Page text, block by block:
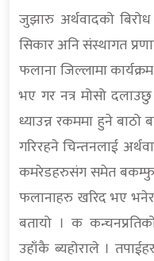
जुझारु अर्थवादको
सिकार अनि संस्थागत
फलाना जिल्लामा
भए गर नत्र मोसो
ध्याउन्न रकममा हुने बाठो
गरिरहने चिन्तनलाई
कमरेडहरुसंग समेत
फलानाहरु खरिद भए
बतायो । क
उहाँकै ब्यहोराले ।